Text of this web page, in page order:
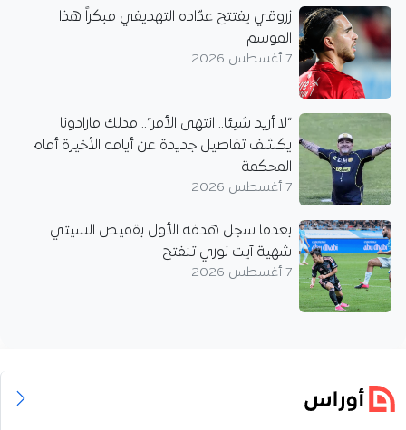
زروقي يفتتح عدّاده التهديفي مبكراً هذا
الموسم
7 أغسطس 2026
“لا أريد شيئا.. انتهى الأمر”.. مدلك مارادونا
يكشف تفاصيل جديدة عن أيامه الأخيرة أمام
المحكمة
7 أغسطس 2026
بعدما سجل هدفه الأول بقميص السيتي..
شهية آيت نوري تنفتح
7 أغسطس 2026